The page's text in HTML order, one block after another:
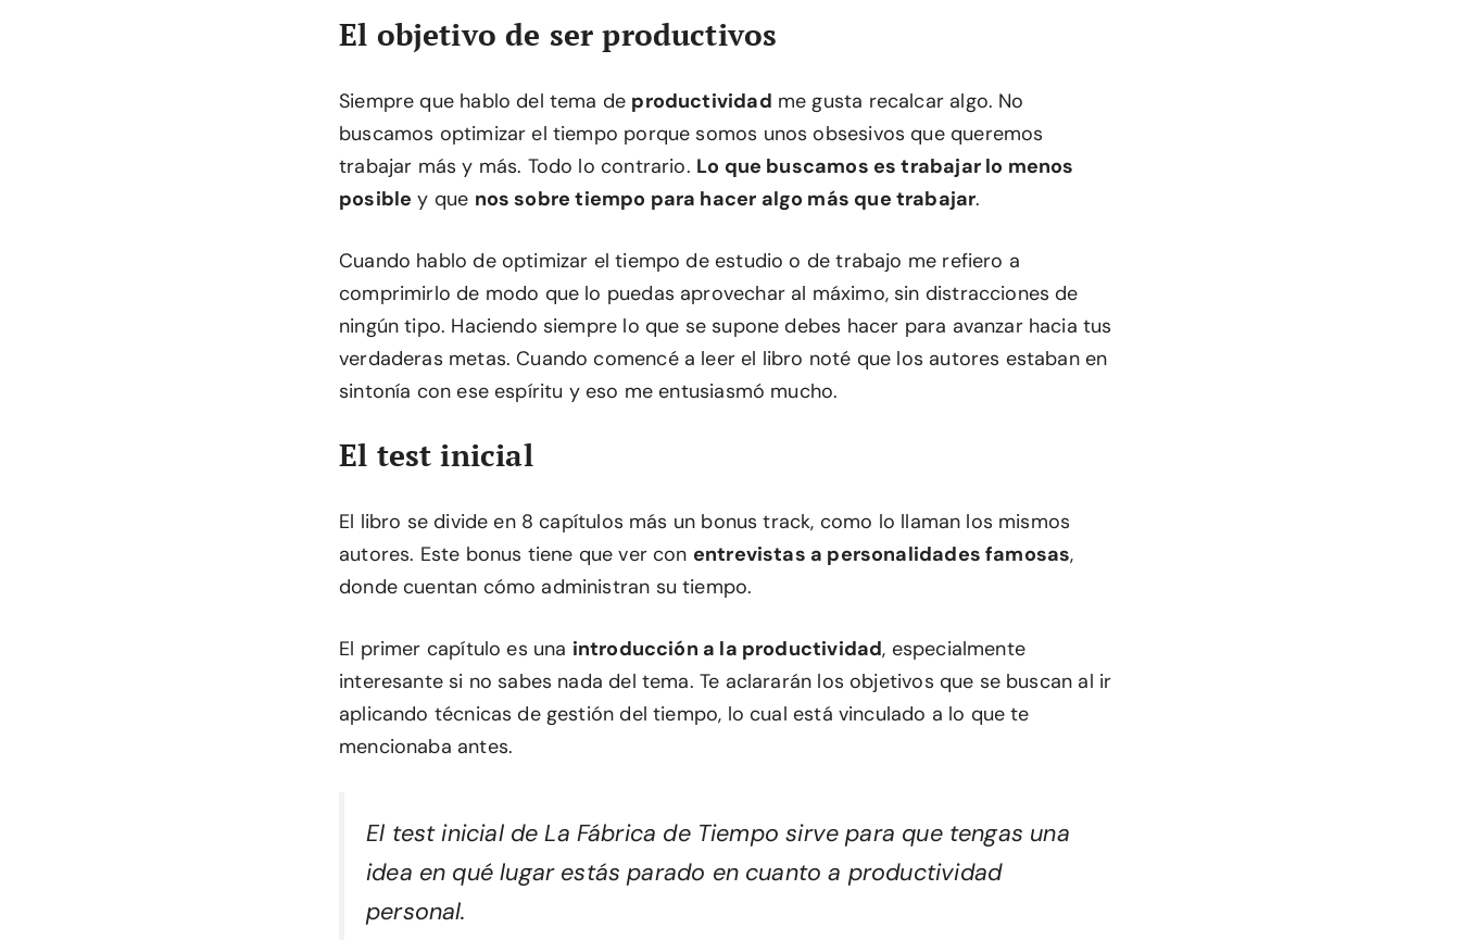
El objetivo de ser productivos
Siempre que hablo del tema de productividad me gusta recalcar algo. No
buscamos optimizar el tiempo porque somos unos obsesivos que queremos
trabajar más y más. Todo lo contrario. Lo que buscamos es trabajar lo menos
posible y que nos sobre tiempo para hacer algo más que trabajar.
Cuando hablo de optimizar el tiempo de estudio o de trabajo me refiero a
comprimirlo de modo que lo puedas aprovechar al máximo, sin distracciones de
ningún tipo. Haciendo siempre lo que se supone debes hacer para avanzar hacia tus
verdaderas metas. Cuando comencé a leer el libro noté que los autores estaban en
sintonía con ese espíritu y eso me entusiasmó mucho.
El test inicial
El libro se divide en 8 capítulos más un bonus track, como lo llaman los mismos
autores. Este bonus tiene que ver con entrevistas a personalidades famosas,
donde cuentan cómo administran su tiempo.
El primer capítulo es una introducción a la productividad, especialmente
interesante si no sabes nada del tema. Te aclararán los objetivos que se buscan al ir
aplicando técnicas de gestión del tiempo, lo cual está vinculado a lo que te
mencionaba antes.
El test inicial de La Fábrica de Tiempo sirve para que tengas una
idea en qué lugar estás parado en cuanto a productividad
personal.